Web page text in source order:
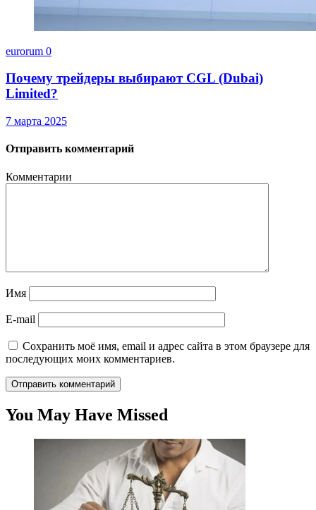
eurorum 0
Почему трейдеры выбирают CGL (Dubai)
Limited?
7 марта 2025
Отправить комментарий
Комментарии
Имя
E-mail
Сохранить моё имя, email и адрес сайта в этом браузере для
последующих моих комментариев.
You May Have Missed